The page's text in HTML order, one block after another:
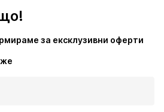
за ексклузивни оферти